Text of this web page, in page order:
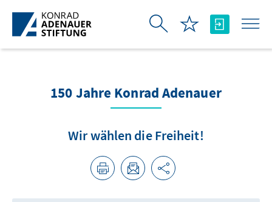
Skip to Main Content
150 Jahre Konrad Adenauer
Wir wählen die Freiheit!